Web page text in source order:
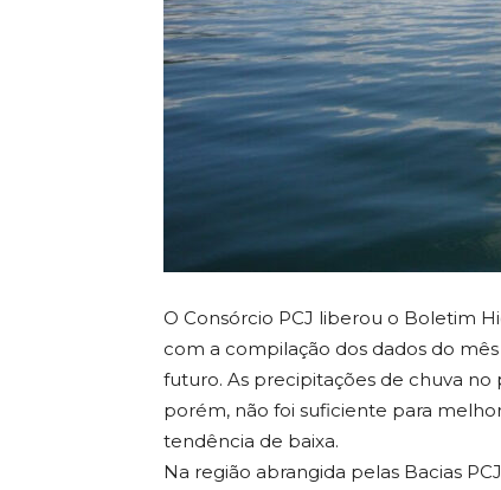
O Consórcio PCJ liberou o Boletim
com a compilação dos dados do
futuro. As precipitações de chuva
porém, não foi suficiente para
tendência de baixa.
Na região abrangida pelas Bacias